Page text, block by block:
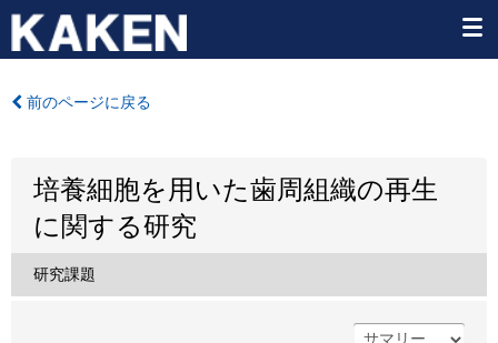
前のページに戻る
培養細胞を用いた歯周組織の再生
に関する研究
研究課題